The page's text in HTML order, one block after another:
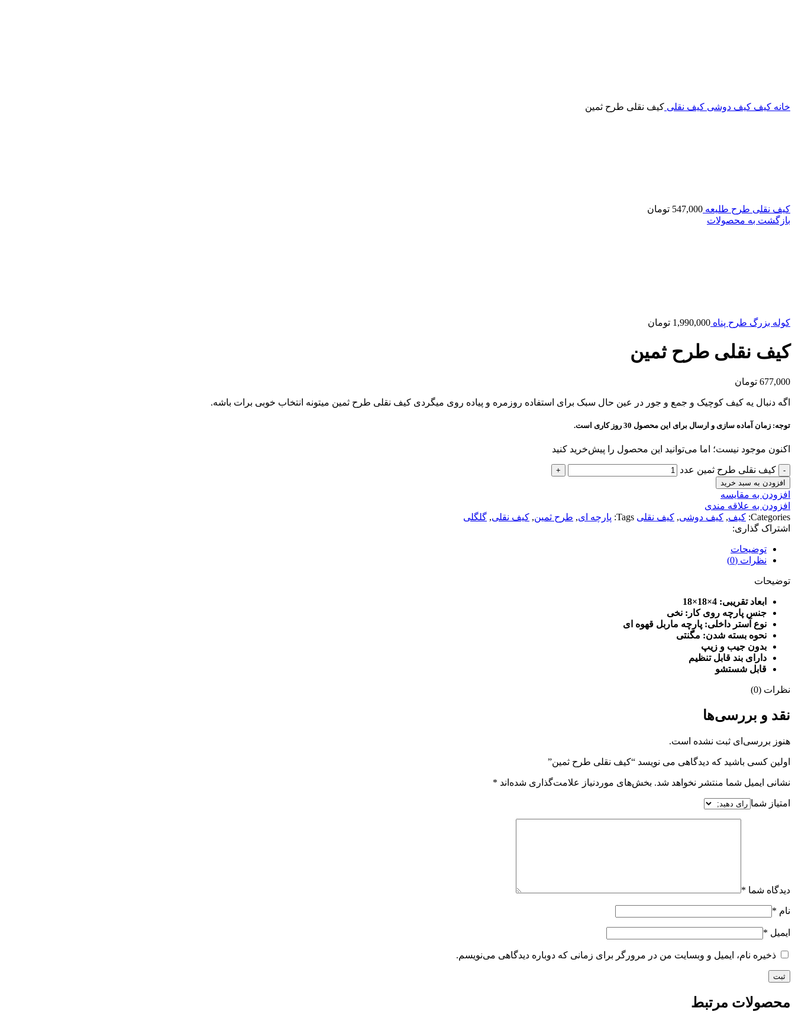
خانه کیف کیف دوشی کیف نقلی کیف نقلی طرح ثمین
کیف نقلی طرح طلیعه 547,000 تومان
بازگشت به محصولات
کوله بزرگ طرح پناه 1,990,000 تومان
کیف نقلی طرح ثمین
677,000 تومان
اگه دنبال یه کیف کوچیک و جمع و جور در عین حال سبک برای استفاده روزمره و پیاده روی میگردی کیف نقلی طرح ثمین میتونه انتخاب خوبی برات باشه.
توجه: زمان آماده سازی و ارسال برای این محصول 30 روز کاری است.
اکنون موجود نیست؛ اما می‌توانید این محصول را پیش‌خرید کنید
کیف نقلی طرح ثمین عدد
افزودن به سبد خرید
افزودن به مقایسه
افزودن به علاقه مندی
Categories: کیف, کیف دوشی, کیف نقلی Tags: پارچه ای, طرح ثمین, کیف نقلی, گلگلی
اشتراک گذاری:
توضیحات
نظرات (0)
توضیحات
ابعاد تقریبی: 4
×18×18
جنس پارچه روی کار: نخی
نوع آستر داخلی: پارچه ماربل قهوه ای
نحوه بسته شدن: مگنتی
بدون جیب و زیپ
دارای بند قابل تنظیم
قابل شستشو
نظرات (0)
نقد و بررسی‌ها
هنوز بررسی‌ای ثبت نشده است.
اولین کسی باشید که دیدگاهی می نویسد “کیف نقلی طرح ثمین”
نشانی ایمیل شما منتشر نخواهد شد. بخش‌های موردنیاز علامت‌گذاری شده‌اند *
امتیاز شما
دیدگاه شما *
نام *
ایمیل *
ذخیره نام، ایمیل و وبسایت من در مرورگر برای زمانی که دوباره دیدگاهی می‌نویسم.
محصولات مرتبط